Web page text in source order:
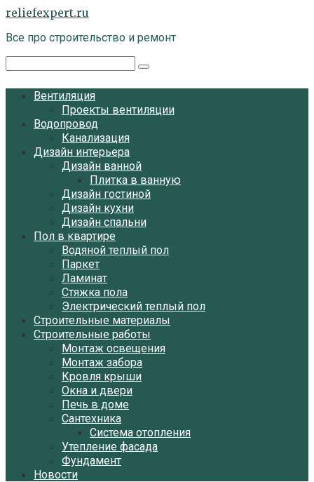
Перейти
контенту
reliefexpert.ru
Все про строительство и ремонт
Вентиляция
Проекты вентиляции
Водопровод
Канализация
Дизайн интерьера
Дизайн ванной
Плитка в ванную
Дизайн гостиной
Дизайн кухни
Дизайн спальни
Пол в квартире
Водяной теплый пол
Паркет
Ламинат
Стяжка пола
Электрический теплый пол
Строительные материалы
Строительные работы
Монтаж освещения
Монтаж забора
Кровля крыши
Окна и двери
Печь в доме
Сантехника
Система отопления
Утепление фасада
Фундамент
Новости